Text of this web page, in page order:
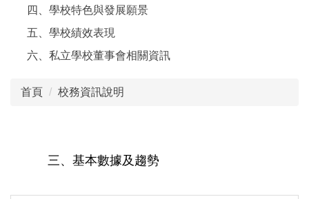
四、學校特色與發展願景
五、學校績效表現
六、私立學校董事會相關資訊
首頁 校務資訊說明
三、基本數據及趨勢